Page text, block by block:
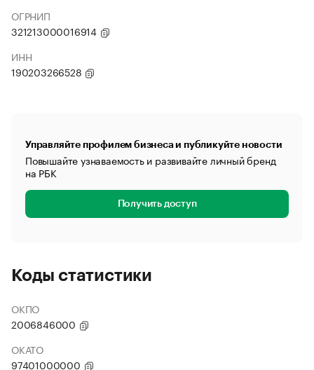
ОГРНИП
321213000016914
ИНН
190203266528
Управляйте профилем бизнеса и публикуйте новости
Повышайте узнаваемость и развивайте личный бренд
на РБК
Получить доступ
Коды статистики
ОКПО
2006846000
ОКАТО
97401000000